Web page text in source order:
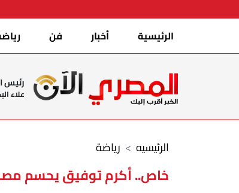
الرئيسية أخبار فن
رئيس
علاء
رياضة الرئيسيه
خاص.. أكرم توفيق يحسم مصيره